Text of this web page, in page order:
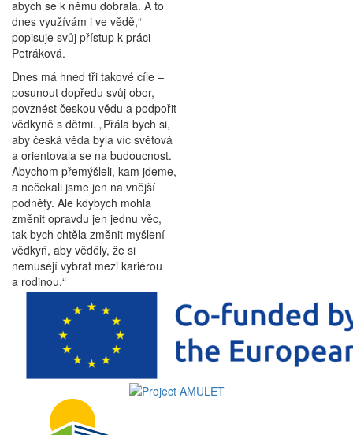
abych se k němu dobrala. A to
dnes využívám i ve vědě,“
popisuje svůj přístup k práci
Petráková.
Dnes má hned tři takové cíle –
posunout dopředu svůj obor,
povznést českou vědu a podpořit
vědkyně s dětmi. „Přála bych si,
aby česká věda byla víc světová
a orientovala se na budoucnost.
Abychom přemýšleli, kam jdeme,
a nečekali jsme jen na vnější
podněty. Ale kdybych mohla
změnit opravdu jen jednu věc,
tak bych chtěla změnit myšlení
vědkyň, aby věděly, že si
nemusejí vybrat mezi kariérou
a rodinou.“